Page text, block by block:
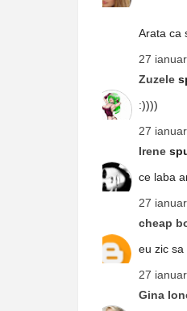
Arata ca
27
Zuzele
:))))
27
Irene
ce laba
27
cheap
eu zic sa
27
Gina